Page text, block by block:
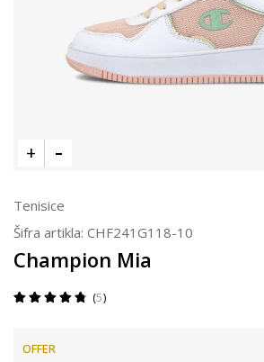
Tenisice
Šifra artikla: CHF241G118-10
Champion Mia
5
OFFER